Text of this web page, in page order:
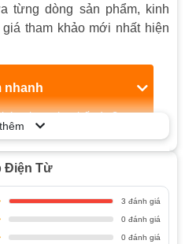
từng dòng sản phẩm, kinh
tham khảo mới nhất hiện
nhanh
nhau như thế nào?
động, tốc độ nấu và khả
loại nồi sử dụng và trải
hay bếp từ cho gia đình?
phù hợp nhu cầu sử dụng
Điện Từ
3 đánh giá
0 đánh giá
0 đánh giá